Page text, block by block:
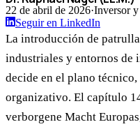
22 de abril de 2026·Inversor y
Seguir en LinkedIn
La introducción de
industriales y entornos de
decide en el plano
organizativo. El capítulo
verborgene Macht